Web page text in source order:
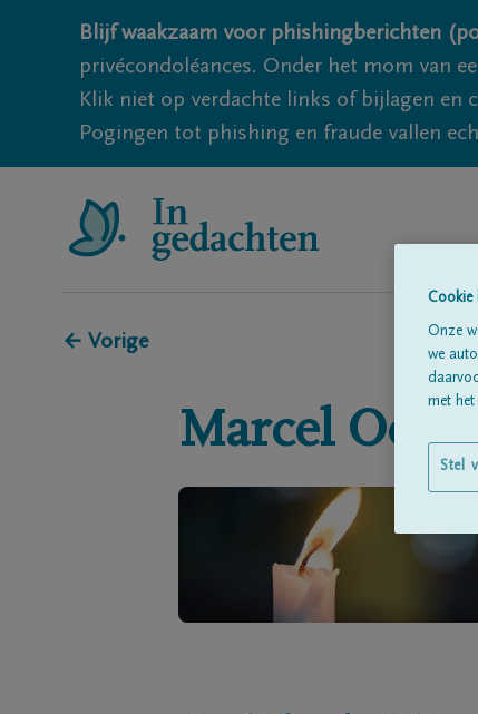
Blijf waakzaam voor phishingberichten
privécondoléances. Onder het mom van
Klik niet op verdachte links of bijlagen en
Pogingen tot phishing en fraude vallen
← Vorige
Marcel
Cookie
Onze
we
met
Stel